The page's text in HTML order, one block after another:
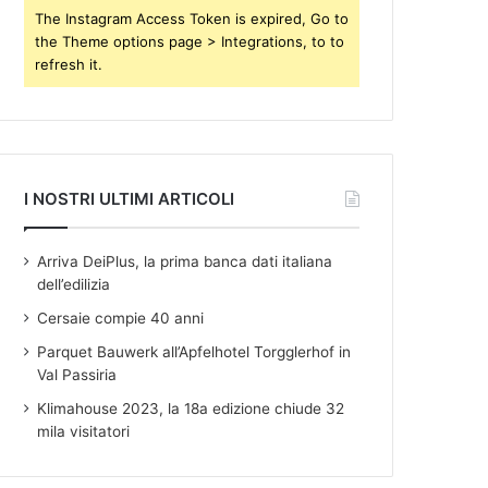
The Instagram Access Token is expired, Go to
the Theme options page > Integrations, to to
refresh it.
I NOSTRI ULTIMI ARTICOLI
Arriva DeiPlus, la prima banca dati italiana
dell’edilizia
Cersaie compie 40 anni
Parquet Bauwerk all’Apfelhotel Torgglerhof in
Val Passiria
Klimahouse 2023, la 18a edizione chiude 32
mila visitatori